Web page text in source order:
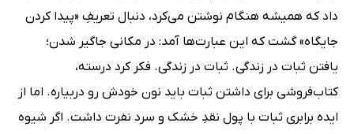
داد که همیشه هنگام نوشتن می‌کرد، دنبال تعریفِ «پیدا کردن
جایگاه» گشت که این عبارت‌ها آمد: در مکانی جاگیر شدن؛
یافتن ثبات در زندگی. ثبات در زندگی. فکر کرد درسته،
کتاب‌فروشی برای داشتن ثبات باید نون خودش رو دربیاره. اما از
ایده برابری ثبات با پول نقدِ خشک و سرد نفرت داشت. اگر شیوه